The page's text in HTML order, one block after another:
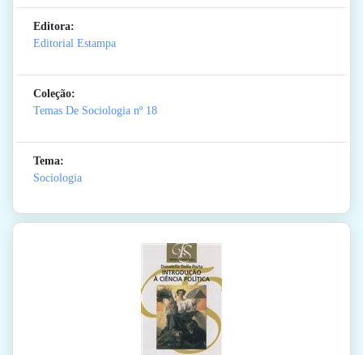
Editora:
Editorial Estampa
Coleção:
Temas De Sociologia nº 18
Tema:
Sociologia